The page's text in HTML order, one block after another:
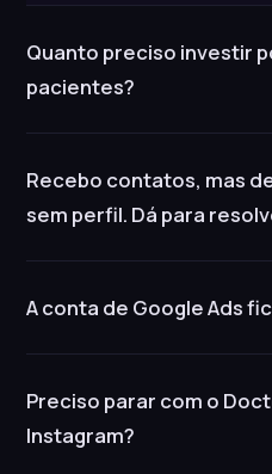
Quanto preciso investir
pacientes?
Recebo contatos, mas
sem perfil. Dá para
A conta de Google Ads
Preciso parar com o
Instagram?